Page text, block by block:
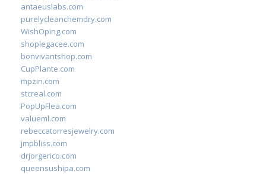
antaeuslabs.com
purelycleanchemdry.com
WishOping.com
shoplegacee.com
bonvivantshop.com
CupPlante.com
mpzin.com
stcreal.com
PopUpFlea.com
valueml.com
rebeccatorresjewelry.com
jmpbliss.com
drjorgerico.com
queensushipa.com